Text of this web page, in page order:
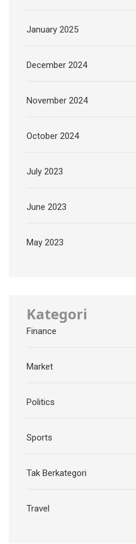
January 2025
December 2024
November 2024
October 2024
July 2023
June 2023
May 2023
Kategori
Finance
Market
Politics
Sports
Tak Berkategori
Travel